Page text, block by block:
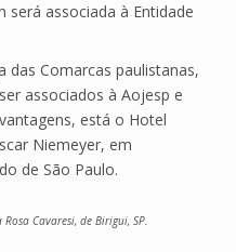
será associada à Entidade
das Comarcas paulistanas,
associados à Aojesp e
está o Hotel
Niemeyer, em
de São Paulo.
Cavaresi, de Birigui, SP.